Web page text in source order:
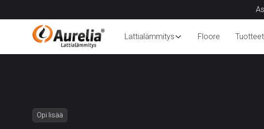
Lattialämmitys Floore Tuotteet
Opi lisää